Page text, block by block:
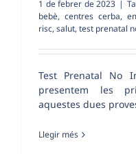
1 de febrer de 2023 |
bebè, centres cerba,
risc, salut, test prenatal
Test Prenatal No
presentem les
aquestes dues
Llegir més